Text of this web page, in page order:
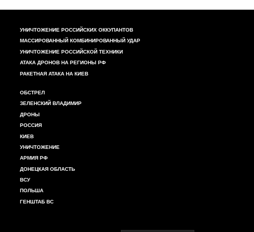
УНИЧТОЖЕНИЕ РОССИЙСКИХ ОККУПАНТОВ
МАССИРОВАННЫЙ КОМБИНИРОВАННЫЙ УДАР
УНИЧТОЖЕНИЕ РОССИЙСКОЙ ТЕХНИКИ
АТАКА ДРОНОВ НА РЕГИОНЫ РФ
РАКЕТНАЯ АТАКА НА КИЕВ
ОБСТРЕЛ
ЗЕЛЕНСКИЙ ВЛАДИМИР
ДРОНЫ
РОССИЯ
КИЕВ
УНИЧТОЖЕНИЕ
АРМИЯ РФ
ДОНЕЦКАЯ ОБЛАСТЬ
ВСУ
ПОЛЬША
ГЕНШТАБ ВС